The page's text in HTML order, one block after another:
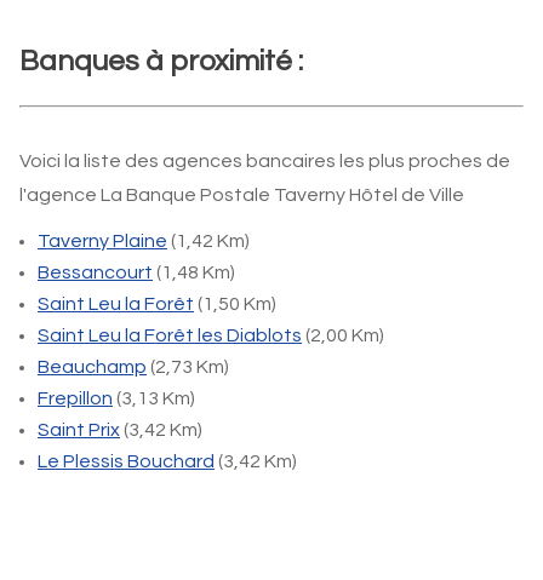
Banques à proximité :
Voici la liste des agences bancaires les plus proches de
l'agence La Banque Postale Taverny Hôtel de Ville
Taverny Plaine (1,42 Km)
Bessancourt (1,48 Km)
Saint Leu la Forêt (1,50 Km)
Saint Leu la Forêt les Diablots (2,00 Km)
Beauchamp (2,73 Km)
Frepillon (3,13 Km)
Saint Prix(3,42 Km)
Le Plessis Bouchard (3,42 Km)